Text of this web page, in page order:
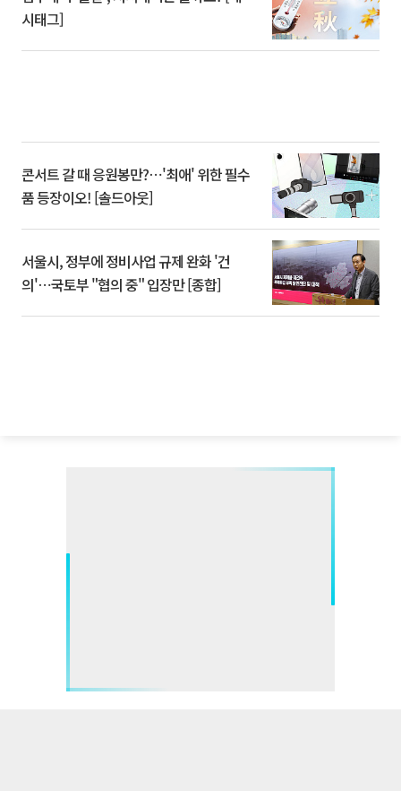
시태그]
콘서트 갈 때 응원봉만?⋯'최애' 위한 필수
품 등장이오! [솔드아웃]
서울시, 정부에 정비사업 규제 완화 '건
의'⋯국토부 "협의 중" 입장만 [종합]